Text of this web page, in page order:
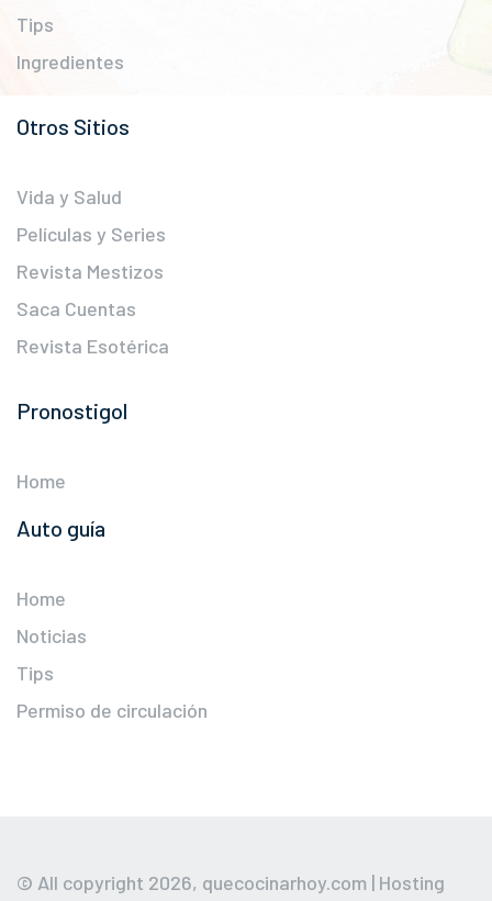
Tips
Ingredientes
Otros Sitios
Vida y Salud
Películas y Series
Revista Mestizos
Saca Cuentas
Revista Esotérica
Pronostigol
Home
Auto guía
Home
Noticias
Tips
Permiso de circulación
© All copyright 2026, quecocinarhoy.com | Hosting